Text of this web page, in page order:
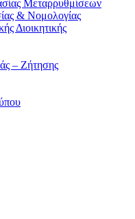
Μεταρρυθμίσεων
& Νομολογίας
Διοικητικής
– Ζήτησης